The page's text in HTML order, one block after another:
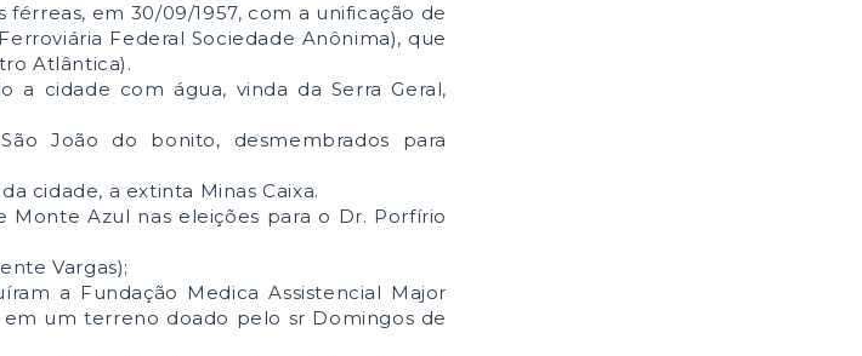
em 30/09/1957, com a unificação de
Federal Sociedade Anônima), que
Atlântica).
a cidade com água, vinda da Serra Geral,
João do bonito, desmembrados para
cidade, a extinta Minas Caixa.
Monte Azul nas eleições para o Dr. Porfírio
Vargas);
a Fundação Medica Assistencial Major
um terreno doado pelo sr Domingos de